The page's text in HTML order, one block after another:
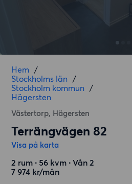
Hem /
Stockholms län /
Stockholm kommun /
Hägersten
Västertorp, Hägersten
Terrängvägen 82
Visa på karta
2 rum ∙ 56 kvm ∙ Vån 2
7 974 kr/mån